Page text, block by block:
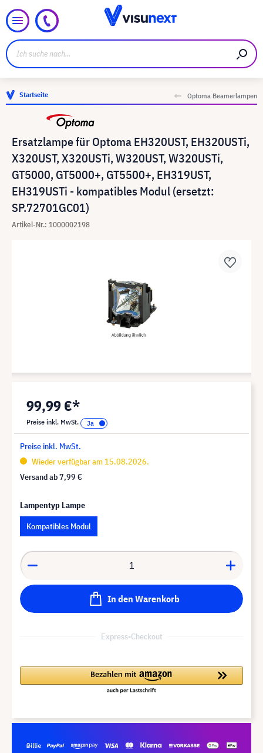
Startseite Optoma Beamerlampen
Ersatzlampe für Optoma EH320UST, EH320USTi,
X320UST, X320USTi, W320UST, W320USTi,
GT5000, GT5000+, GT5500+, EH319UST,
EH319USTi - kompatibles Modul (ersetzt:
SP.72701GC01)
Artikel-Nr.: 1000002198
99,99 €*
Preise inkl. MwSt.
Preise inkl. MwSt.
Wieder verfügbar am 15.08.2026.
Versand ab7,99 €
Lampentyp Lampe
Kompatibles Modul
In den Warenkorb
Express-Checkout